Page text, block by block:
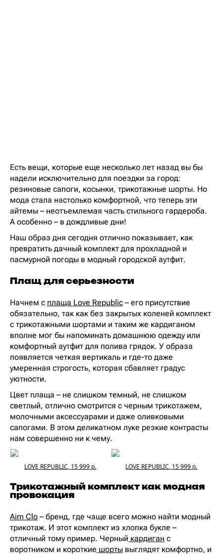
Есть вещи, которые еще несколько лет назад вы бы
надели исключительно для поездки за город:
резиновые сапоги, косынки, трикотажные шорты. Но
мода стала настолько комфортной, что теперь эти
айтемы – неотъемлемая часть стильного гардероба.
А особенно – в дождливые дни!
Наш образ дня сегодня отлично показывает, как
превратить дачный комплект для прохладной и
пасмурной погоды в модный городской аутфит.
Плащ для серьезности
Начнем с плаща Love Republic – его присутствие
обязательно, так как без закрытых коленей комплект
с трикотажными шортами и таким же кардиганом
вполне мог бы напоминать домашнюю одежду или
комфортный аутфит для полива грядок. У образа
появляется четкая вертикаль и где-то даже
умеренная строгость, которая сбавляет градус
уютности.
Цвет плаща – не слишком темный, не слишком
светлый, отлично смотрится с черным трикотажем,
молочными аксессуарами и даже оливковыми
сапогами. В этом деликатном луке резкие контрасты
нам совершенно ни к чему.
LOVE REPUBLIC, 15 999 р. LOVE REPUBLIC, 15 999 р.
Трикотажный комплект как модная
провокация
Aim Clo – бренд, где чаще всего можно найти модный
трикотаж. И этот комплект из хлопка букле –
отличный тому пример. Черный кардиган с
воротником и короткие шорты выглядят комфортно, и